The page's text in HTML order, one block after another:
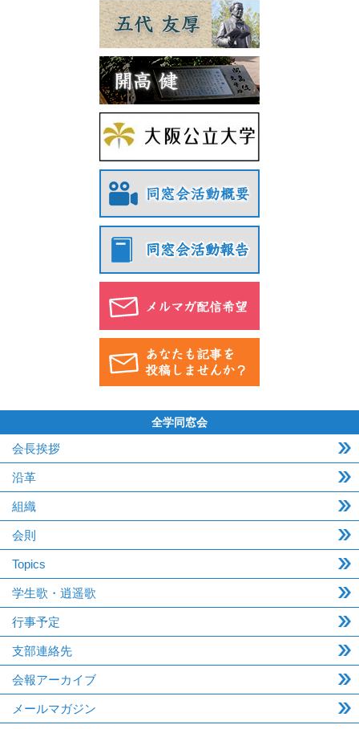
全学同窓会
会長挨拶
沿革
組織
会則
Topics
学生歌・逍遥歌
行事予定
支部連絡先
会報アーカイブ
メールマガジン